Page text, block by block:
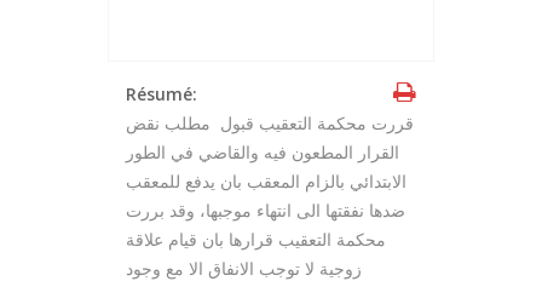
Résumé:
قررت محكمة التعقيب قبول مطلب نقض
القرار المطعون فيه والقاضي في الطور
الابتدائي بالزام المعقب بان يدفع للمعقب
ضدها نفقتها الى انتهاء موجبها، وقد بررت
محكمة التعقيب قرارها بان قيام علاقة
زوجية لا توجب الانفاق الا مع وجود